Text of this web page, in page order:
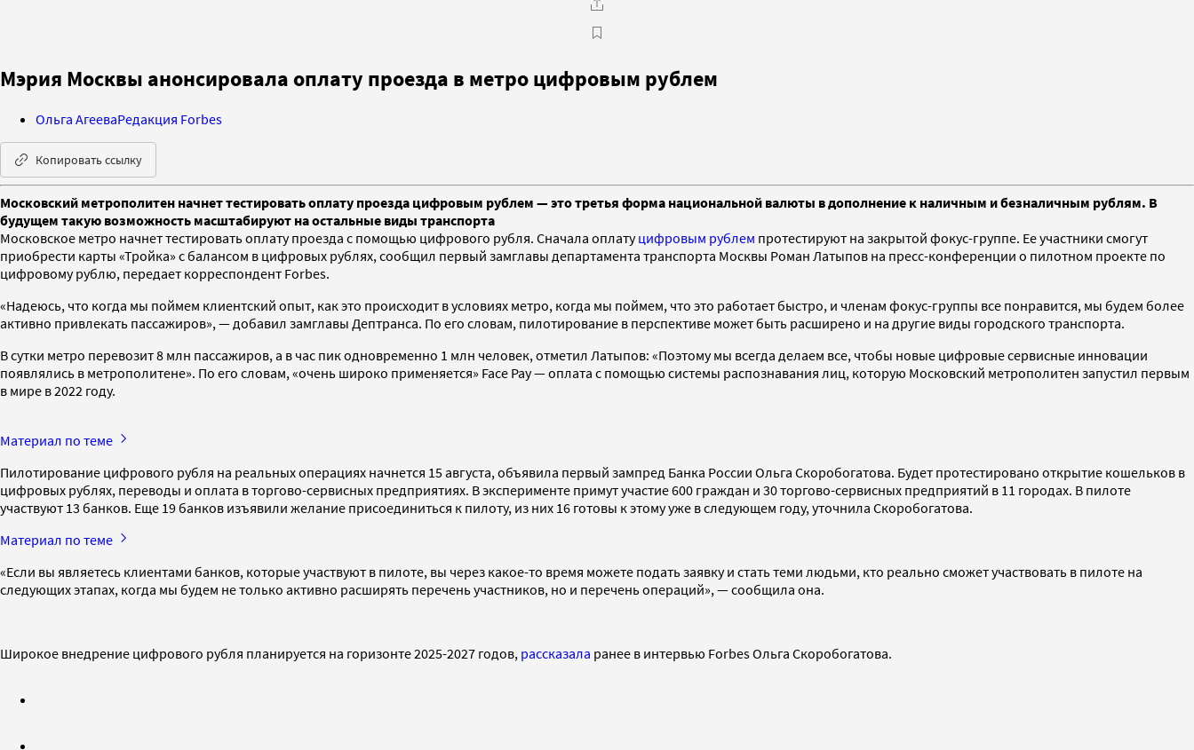
Мэрия Москвы анонсировала оплату проезда в метро цифровым рублем
Ольга АгееваРедакция Forbes
Копировать ссылку
Московский метрополитен начнет тестировать оплату проезда цифровым рублем — это третья форма национальной валюты в дополнение к наличным и безналичным рублям. В
будущем такую возможность масштабируют на остальные виды транспорта
Московское метро начнет тестировать оплату проезда с помощью цифрового рубля. Сначала оплатуцифровым рублем протестируют на закрытой фокус-группе. Ее участники смогут
приобрести карты «Тройка» с балансом в цифровых рублях, сообщил первый замглавы департамента транспорта Москвы Роман Латыпов на пресс-конференции о пилотном проекте по
цифровому рублю, передает корреспондент Forbes.
«Надеюсь, что когда мы поймем клиентский опыт, как это происходит в условиях метро, когда мы поймем, что это работает быстро, и членам фокус-группы все понравится, мы будем более
активно привлекать пассажиров», — добавил замглавы Дептранса. По его словам, пилотирование в перспективе может быть расширено и на другие виды городского транспорта.
В сутки метро перевозит 8 млн пассажиров, а в час пик одновременно 1 млн человек, отметил Латыпов: «Поэтому мы всегда делаем все, чтобы новые цифровые сервисные инновации
появлялись в метрополитене». По его словам, «очень широко применяется» Face Pay — оплата с помощью системы распознавания лиц, которую Московский метрополитен запустил первым
в мире в 2022 году.
Материал по теме
Пилотирование цифрового рубля на реальных операциях начнется 15 августа, объявила первый зампред Банка России Ольга Скоробогатова. Будет протестировано открытие кошельков в
цифровых рублях, переводы и оплата в торгово-сервисных предприятиях. В эксперименте примут участие 600 граждан и 30 торгово-сервисных предприятий в 11 городах. В пилоте
участвуют 13 банков. Еще 19 банков изъявили желание присоединиться к пилоту, из них 16 готовы к этому уже в следующем году, уточнила Скоробогатова.
Материал по теме
«Если вы являетесь клиентами банков, которые участвуют в пилоте, вы через какое-то время можете подать заявку и стать теми людьми, кто реально сможет участвовать в пилоте на
следующих этапах, когда мы будем не только активно расширять перечень участников, но и перечень операций», — сообщила она.
Широкое внедрение цифрового рубля планируется на горизонте 2025-2027 годов, рассказала ранее в интервью Forbes Ольга Скоробогатова.